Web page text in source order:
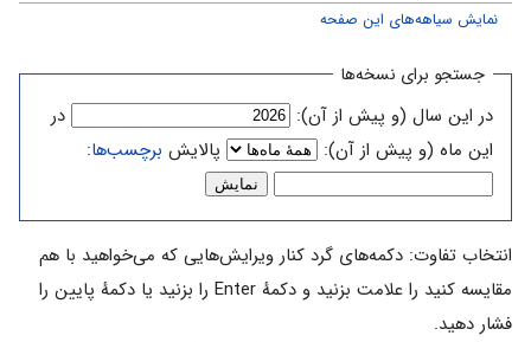
نمایش سیاهه‌های این صفحه
ناوبری
جستجو
جستجو برای نسخه‌ها
در این سال (و پیش از آن):
در
این ماه (و پیش از آن):
پالایش برچسب‌ها:
انتخاب تفاوت: دکمه‌های گرد کنار ویرایش‌هایی که می‌خواهید با هم
مقایسه کنید را علامت بزنید و دکمهٔ Enter را بزنید یا دکمهٔ پایین را
فشار دهید.